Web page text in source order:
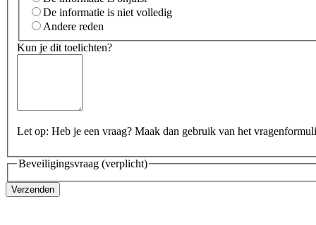
De informatie is niet volledig
Andere reden
Kun je dit toelichten?
Let op: Heb je een vraag? Maak dan gebruik van het
Beveiligingsvraag (verplicht)
Verzenden